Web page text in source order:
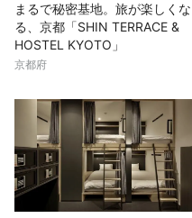
まるで秘密基地。旅が楽しくな
る、京都「SHIN TERRACE &
HOSTEL KYOTO」
京都府